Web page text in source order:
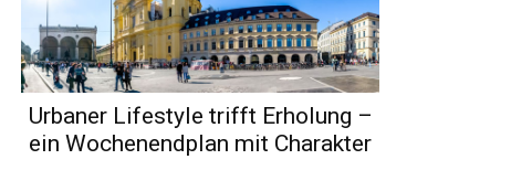
Urbaner Lifestyle trifft Erholung –
ein Wochenendplan mit Charakter